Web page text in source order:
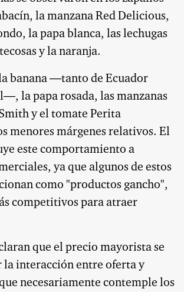
la manzana Red Delicious,
la papa blanca, las lechugas
y la naranja.
banana —tanto de Ecuador
la papa rosada, las manzanas
y el tomate Perita
menores márgenes relativos. El
este comportamiento a
ya que algunos de estos
como "productos gancho",
competitivos para atraer
que el precio mayorista se
la interacción entre oferta y
necesariamente contemple los